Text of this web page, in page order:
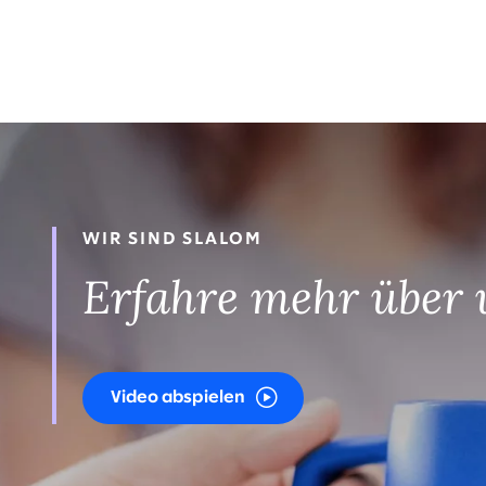
WIR SIND SLALOM
Erfahre mehr über
Video abspielen